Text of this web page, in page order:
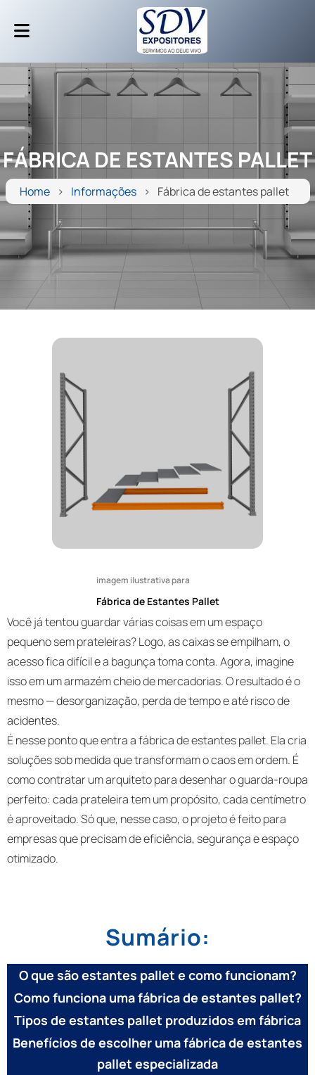
FÁBRICA DE ESTANTES PALLET
Home Informações Fábrica de estantes pallet
imagem ilustrativa para
Fábrica de Estantes Pallet
Você já tentou guardar várias coisas em um espaço
pequeno sem prateleiras? Logo, as caixas se empilham, o
acesso fica difícil e a bagunça toma conta. Agora, imagine
isso em um armazém cheio de mercadorias. O resultado é o
mesmo — desorganização, perda de tempo e até risco de
acidentes.
É nesse ponto que entra a fábrica de estantes pallet. Ela cria
soluções sob medida que transformam o caos em ordem. É
como contratar um arquiteto para desenhar o guarda-roupa
perfeito: cada prateleira tem um propósito, cada centímetro
é aproveitado. Só que, nesse caso, o projeto é feito para
empresas que precisam de eficiência, segurança e espaço
otimizado.
Sumário:
O que são estantes pallet e como funcionam?
Como funciona uma fábrica de estantes pallet?
Tipos de estantes pallet produzidos em fábrica
Benefícios de escolher uma fábrica de estantes
pallet especializada